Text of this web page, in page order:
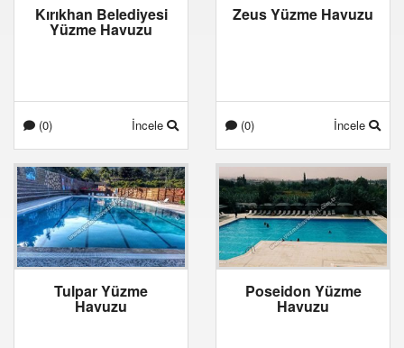
Kırıkhan Belediyesi
Yüzme Havuzu
(0) İncele
Zeus Yüzme Havuzu
(0) İncele
Tulpar Yüzme
Havuzu
Poseidon Yüzme
Havuzu